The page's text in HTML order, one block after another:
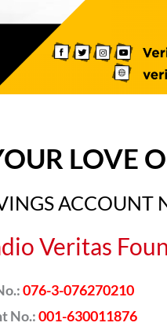
LOVE
ACCOUNT
Veritas
076-3-076270210
No.:001-630011876